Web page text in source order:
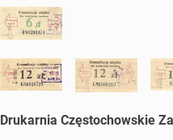
Drukarnia Częstochowskie